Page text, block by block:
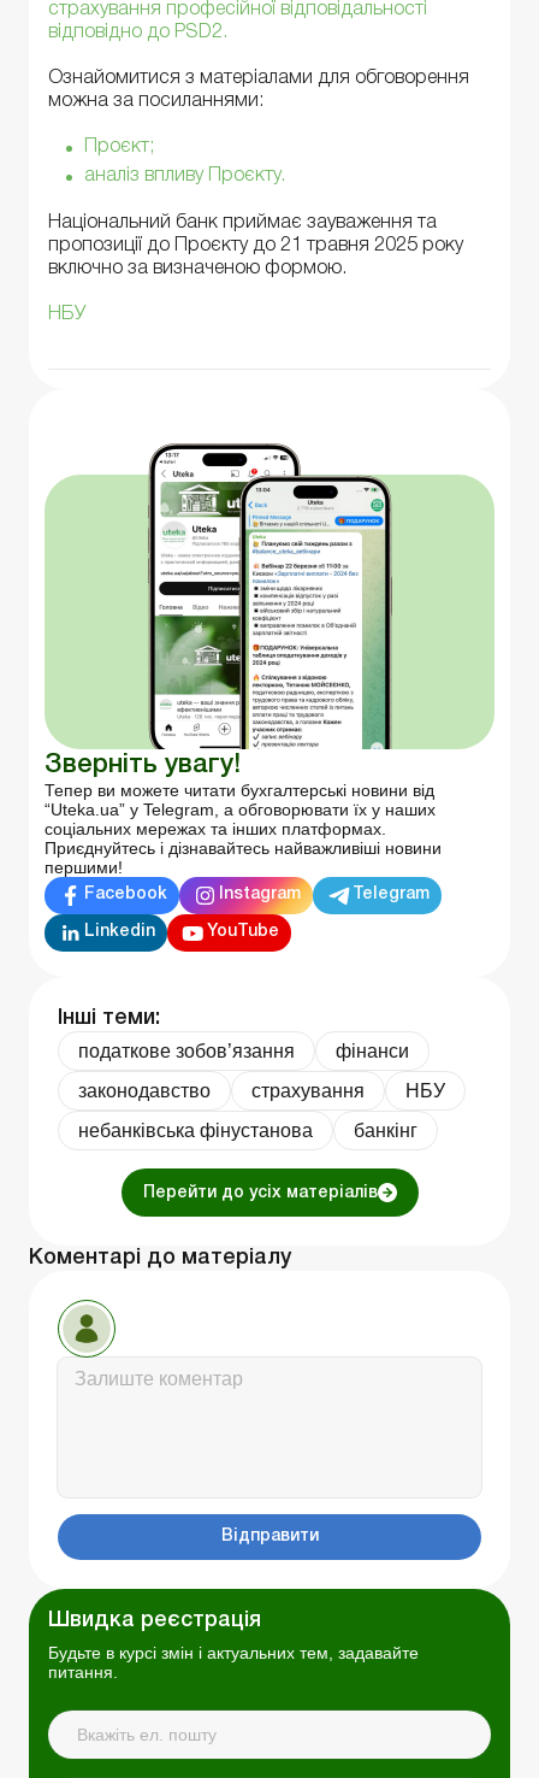
страхування професійної відповідальності
відповідно до PSD2.
Ознайомитися з матеріалами для обговорення
можна за посиланнями:
Проєкт;
аналіз впливу Проєкту.
Національний банк приймає зауваження та
пропозиції до Проєкту до 21 травня 2025 року
включно за визначеною формою.
НБУ
Зверніть увагу!
Тепер ви можете читати бухгалтерські новини від
“Uteka.ua” у Telegram, а обговорювати їх у наших
соціальних мережах та інших платформах.
Приєднуйтесь і дізнавайтесь найважливіші новини
першими!
Facebook Instagram Telegram
Linkedin YouTube
Інші теми:
податкове зобов’язання
фінанси
законодавство
страхування
НБУ
небанківська фінустанова
банкінг
Перейти до усіх матеріалів
Коментарі до матеріалу
Відправити
Швидка реєстрація
Будьте в курсі змін і актуальних тем, задавайте
питання.